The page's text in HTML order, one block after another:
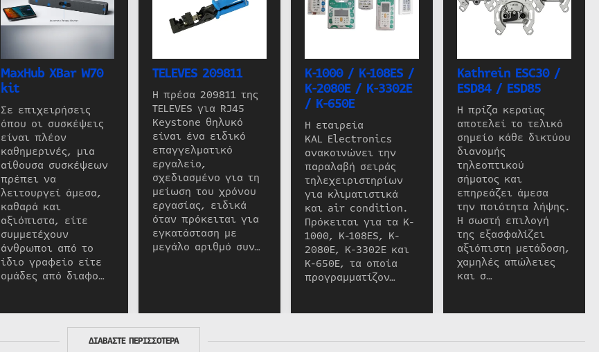
MaxHub XBar W70
kit
Σε επιχειρήσεις
όπου οι συσκέψεις
είναι πλέον
καθημερινές, μια
αίθουσα συσκέψεων
πρέπει να
λειτουργεί άμεσα,
καθαρά και
αξιόπιστα, είτε
συμμετέχουν
άνθρωποι από το
ίδιο γραφείο είτε
ομάδες από διαφο…
TELEVES 209811
Η πρέσα 209811 της
TELEVES για RJ45
Keystone θηλυκό
είναι ένα ειδικό
επαγγελματικό
εργαλείο,
σχεδιασμένο για τη
μείωση του χρόνου
εργασίας, ειδικά
όταν πρόκειται για
εγκατάσταση με
μεγάλο αριθμό συν…
K-1000 / K-108ES /
K-2080E / K-3302E
/ K-650E
Η εταιρεία
KAL Electronics
ανακοινώνει την
παραλαβή σειράς
τηλεχειριστηρίων
για κλιματιστικά
και air condition.
Πρόκειται για τα K-
1000, K-108ES, K-
2080E, K-3302E και
K-650E, τα οποία
προγραμματίζον…
Kathrein ESC30 /
ESD84 / ESD85
Η πρίζα κεραίας
αποτελεί το τελικό
σημείο κάθε δικτύου
διανομής
τηλεοπτικού
σήματος και
επηρεάζει άμεσα
την ποιότητα λήψης.
Η σωστή επιλογή
της εξασφαλίζει
αξιόπιστη μετάδοση,
χαμηλές απώλειες
και σ…
ΔΙΑΒΑΣΤΕ ΠΕΡΙΣΣΟΤΕΡΑ